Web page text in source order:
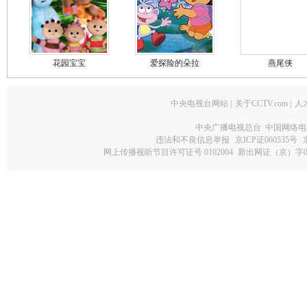
花园宝宝 爱探险的朵拉 燕尾侠
中央电视台网站 关于CCTV.com 人
中央广播电视总台 中国网络
违法和不良信息举报
京ICP证060535号
网上传播视听节目许可证号 0102004 新出网证（京）